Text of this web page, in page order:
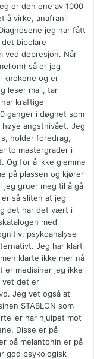
er den ene av 1000
å virke, anafranil
jeg har fått
bipolare
ved depresjon. Når
så er jeg
knokene og er
leser mail, tar
kraftige
ganger i døgnet som
angstnivået. Jeg
holder foredrag,
to mastergrader i
Og for å ikke glemme
på plassen og kjører
jeg gruer meg til å gå
så sliten at jeg
det har det vært i
med
psykoanalyse
Jeg har klart
klarte ikke mer nå
er medisiner jeg ikke
vet det er
Jeg vet også at
STABLON som
har hjulpet mot
Disse er på
på melantonin er på
god psykologisk